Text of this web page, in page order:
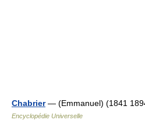
Chabrier— (Emmanuel) (1841
Encyclopédie Universelle